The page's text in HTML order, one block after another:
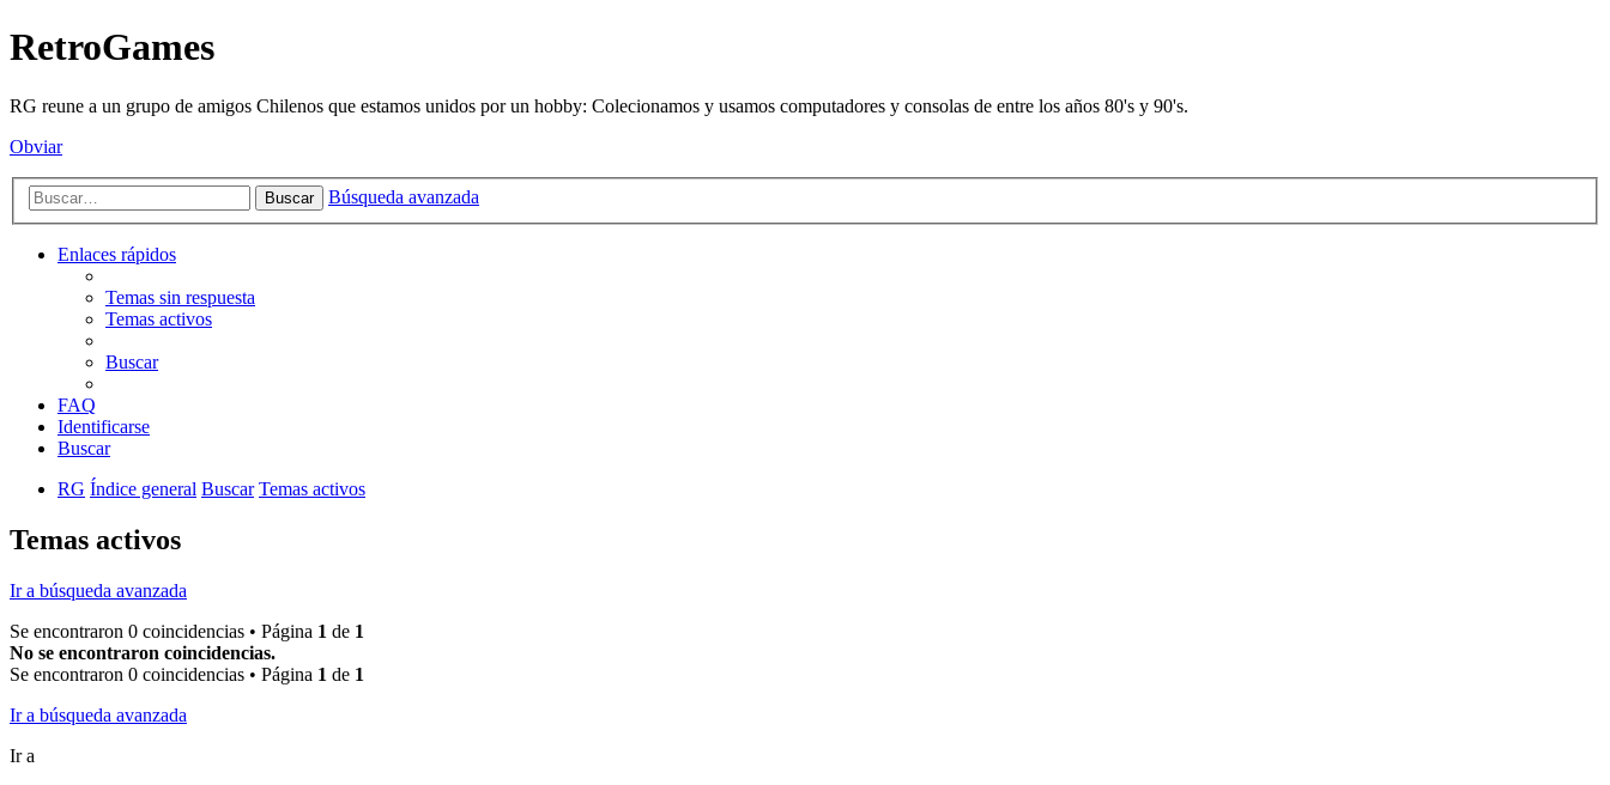
RetroGames
RG reune a un grupo de amigos Chilenos que estamos unidos por un hobby: Colecionamos y usamos computadores y consolas de entre los años 80's y 90's.
Obviar
Buscar Búsqueda avanzada
Enlaces rápidos
Temas sin respuesta
Temas activos
Buscar
FAQ
Identificarse
Buscar
RG Índice general Buscar Temas activos
Temas activos
Ir a búsqueda avanzada
Se encontraron 0 coincidencias • Página 1 de 1
No se encontraron coincidencias.
Se encontraron 0 coincidencias • Página 1 de 1
Ir a búsqueda avanzada
Ir a